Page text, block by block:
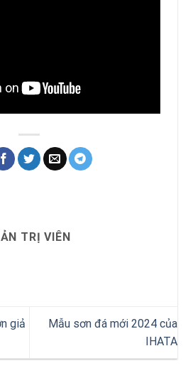
TRỊ VIÊN
giả
Mẫu sơn đá mới 2024 của
IHATA